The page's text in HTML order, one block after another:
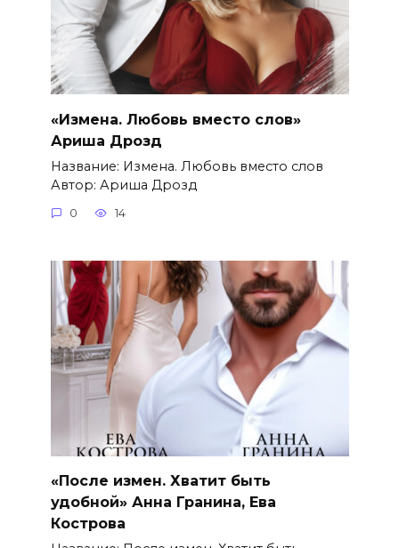
«Измена. Любовь вместо слов»
Ариша Дрозд
Название: Измена. Любовь вместо слов
Автор: Ариша Дрозд
0 14
«После измен. Хватит быть
удобной» Анна Гранина, Ева
Кострова